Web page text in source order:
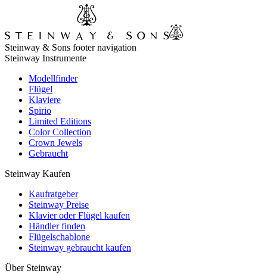
Steinway & Sons footer navigation
Steinway Instrumente
Modellfinder
Flügel
Klaviere
Spirio
Limited Editions
Color Collection
Crown Jewels
Gebraucht
Steinway Kaufen
Kaufratgeber
Steinway Preise
Klavier oder Flügel kaufen
Händler finden
Flügelschablone
Steinway gebraucht kaufen
Über Steinway